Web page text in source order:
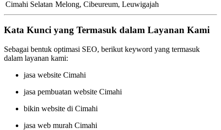
Cimahi Selatan Melong, Cibeureum, Leuwigajah
Kata Kunci yang Termasuk dalam Layanan Kami
Sebagai bentuk optimasi SEO, berikut keyword yang termasuk
dalam layanan kami:
jasa website Cimahi
jasa pembuatan website Cimahi
bikin website di Cimahi
jasa web murah Cimahi